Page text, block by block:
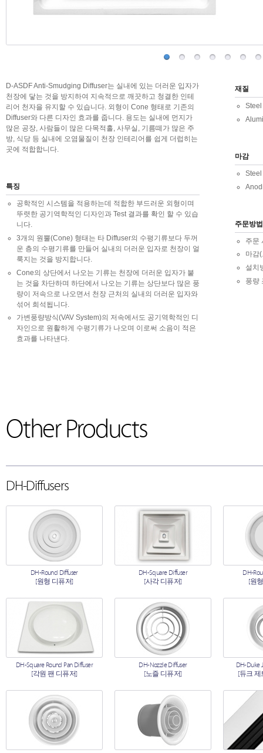
D-ASDF Anti-Smudging Diffuser는 실내에 있는 더러운 입자가
천장에 닿는 것을 방지하여 지속적으로 깨끗하고 청결한 인테
리어 천자을 유지할 수 있습니다. 외형이 Cone 형태로 기존의
Diffuser와 다른 디자인 효과를 줍니다. 용도는 실내에 먼지가
많은 공장, 사람들이 많은 다목적홀, 사무실, 기름떼가 많은 주
방, 식당 등 실내에 오염물질이 천장 인테리어를 쉽게 더럽히는
곳에 적합합니다.
특징
공학적인 시스템을 적용하는데 적합한 부드러운 외형이며
뚜렷한 공기역학적인 디자인과 Test 결과를 확인 할 수 있습
니다.
3개의 원뿔(Cone) 형태는 타 Diffuser의 수평기류보다 두꺼
운 층의 수평기류를 만들어 실내의 더러운 입자로 천장이 얼
룩지는 것을 방지합니다.
Cone의 상단에서 나오는 기류는 천장에 더러운 입자가 붙
는 것을 차단하며 하단에서 나오는 기류는 상단보다 많은 풍
량이 저속으로 나오면서 천장 근처의 실내의 더러운 입자와
섞어 희석됩니다.
가변풍량방식(VAV System)의 저속에서도 공기역학적인 디
자인으로 원활하게 수평기류가 나오며 이로써 소음이 적은
효과를 나타낸다.
재질
Steel
마감
Steel
주문방법
주문
마감
설치
풍량
Other Products
DH-Diffusers
DH-Round Diffuser
[원형 디퓨저]
DH-Square Diffuser
[사각 디퓨저]
DH-
[원
DH-Square Round Pan Diffuser
[각원 팬 디퓨저]
DH-Nozzle Diffuser
[노즐 디퓨저]
DH-Duke
[듀크 제